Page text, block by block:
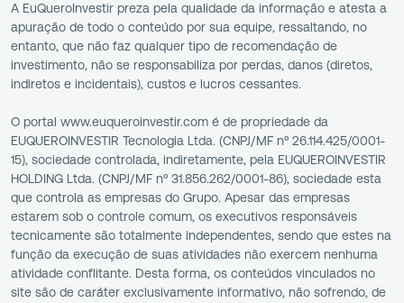
A EuQueroInvestir preza pela qualidade da informação e atesta a
apuração de todo o conteúdo por sua equipe, ressaltando, no
entanto, que não faz qualquer tipo de recomendação de
investimento, não se responsabiliza por perdas, danos (diretos,
indiretos e incidentais), custos e lucros cessantes.
O portal www.euqueroinvestir.com é de propriedade da
EUQUEROINVESTIR Tecnologia Ltda. (CNPJ/MF nº 26.114.425/0001-
15), sociedade controlada, indiretamente, pela EUQUEROINVESTIR
HOLDING Ltda. (CNPJ/MF nº 31.856.262/0001-86), sociedade esta
que controla as empresas do Grupo. Apesar das empresas
estarem sob o controle comum, os executivos responsáveis
tecnicamente são totalmente independentes, sendo que estes na
função da execução de suas atividades não exercem nenhuma
atividade conflitante. Desta forma, os conteúdos vinculados no
site são de caráter exclusivamente informativo, não sofrendo, de